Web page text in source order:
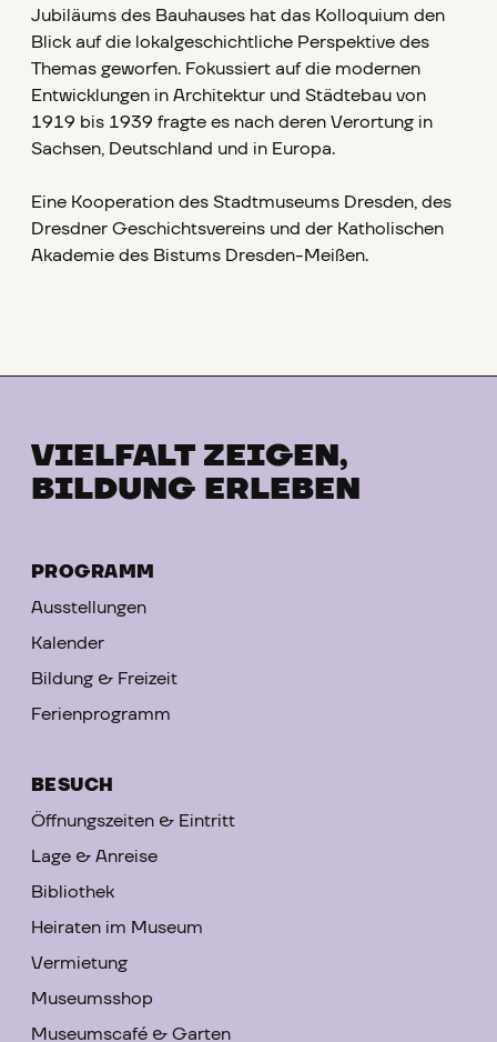
Jubiläums des Bauhauses hat das Kolloquium den
Blick auf die lokalgeschichtliche Perspektive des
Themas geworfen. Fokussiert auf die modernen
Entwicklungen in Architektur und Städtebau von
1919 bis 1939 fragte es nach deren Verortung in
Sachsen, Deutschland und in Europa.
Eine Kooperation des Stadtmuseums Dresden, des
Dresdner Geschichtsvereins und der Katholischen
Akademie des Bistums Dresden-Meißen.
VIELFALT ZEIGEN,
BILDUNG ERLEBEN
PROGRAMM
Ausstellungen
Kalender
Bildung & Freizeit
Ferienprogramm
BESUCH
Öffnungszeiten & Eintritt
Lage & Anreise
Bibliothek
Heiraten im Museum
Vermietung
Museumsshop
Museumscafé & Garten